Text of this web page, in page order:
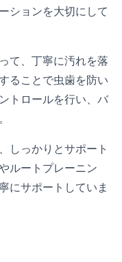
ションを大切にして
て、丁寧に汚れを落
ることで虫歯を防い
トロールを行い、バ
しっかりとサポート
ルートプレーニン
にサポートしていま